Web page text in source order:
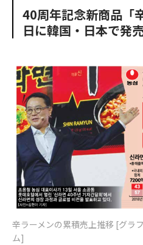
40周年記念新商品「
日に韓国・日本で発
辛ラーメンの累積売上推移 [グラ
ム]